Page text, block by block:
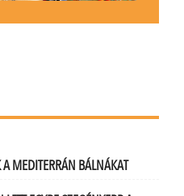
MEDITERRÁN BÁLNÁKAT